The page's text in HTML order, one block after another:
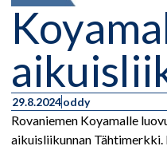
29.8.2024oddy
Rovaniemen Koyamalle
aikuisliikunnan Tähtimerkki.